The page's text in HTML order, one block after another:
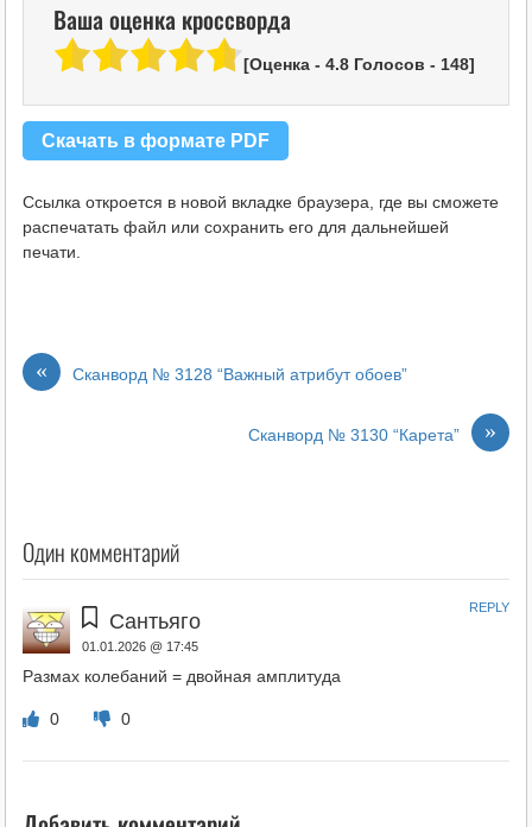
Ваша оценка кроссворда
[Оценка - 4.8Голосов - 148]
Скачать в формате PDF
Ссылка откроется в новой вкладке браузера, где вы сможете
распечатать файл или сохранить его для дальнейшей
печати.
« Сканворд № 3128 “Важный атрибут обоев”
»
Сканворд № 3130 “Карета”
Один комментарий
Сантьяго
01.01.2026 @ 17:45
Размах колебаний = двойная амплитуда
0 0
REPLY